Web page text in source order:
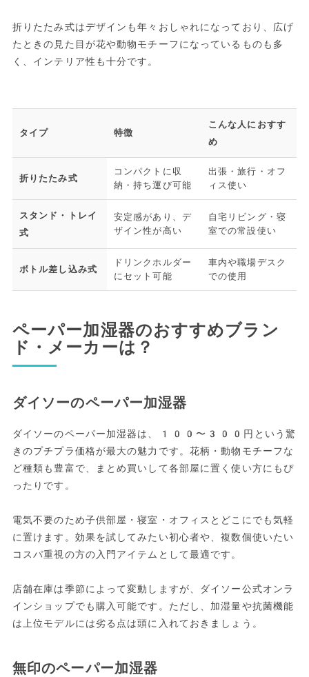
折りたたみ式はデザインも年々おしゃれになっており、広げ
たときの見た目が花や動物モチーフになっているものも多
く、インテリア性も十分です。
タイプ 特徴
こんな人におすす
め
折りたたみ式
コンパクトに収
納・持ち運び可能
出張・旅行・オフ
ィス使い
スタンド・トレイ
式
安定感があり、デ
ザイン性が高い
自宅リビング・寝
室での常設使い
ボトル差し込み式
ドリンクホルダー
にセット可能
車内や職場デスク
での使用
ペーパー加湿器のおすすめブラン
ド・メーカーは？
ダイソーのペーパー加湿器
ダイソーのペーパー加湿器は、100〜300円という驚
きのプチプラ価格が最大の魅力です。花柄・動物モチーフな
ど種類も豊富で、まとめ買いして各部屋に置く使い方にもぴ
ったりです。
電気不要のため子供部屋・寝室・オフィスとどこにでも気軽
に置けます。効果を試してみたい初心者や、複数個使いたい
コスパ重視の方の入門アイテムとして最適です。
店舗在庫は季節によって変動しますが、ダイソー公式オンラ
インショップでも購入可能です。ただし、加湿量や抗菌機能
は上位モデルには劣る点は頭に入れておきましょう。
無印のペーパー加湿器